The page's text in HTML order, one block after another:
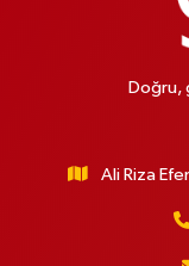
Doğru,
Ali Riza